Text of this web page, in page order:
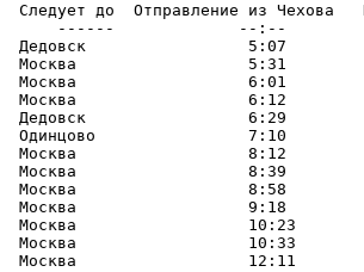
Следует до  Отправление из Чехова
------             --:--
Дедовск                 5:07
Москва                  5:31
Москва                  6:01
Москва                  6:12
Дедовск                 6:29
Одинцово                7:10
Москва                  8:12
Москва                  8:39
Москва                  8:58
Москва                  9:18
Москва                  10:23
Москва                  10:33
Москва                  12:11